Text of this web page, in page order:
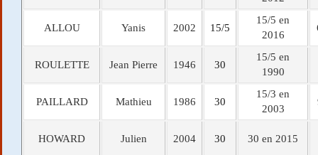
ALLOU Yanis 2002 15/5
15/5 en
2016
ROULETTE Jean Pierre 1946 30
15/5 en
1990
PAILLARD Mathieu 1986 30
15/3 en
2003
HOWARD Julien 2004 30 30 en 2015